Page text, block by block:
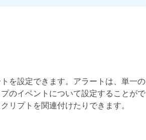
を設定できます。アラートは、単一の
のイベントについて設定することがで
リプトを関連付けたりできます。